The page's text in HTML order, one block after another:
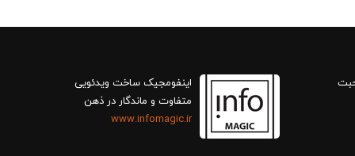
اینفومجیک ساخت ویدئویی
متفاوت و ماندگار در ذهن
www.infomagic.ir